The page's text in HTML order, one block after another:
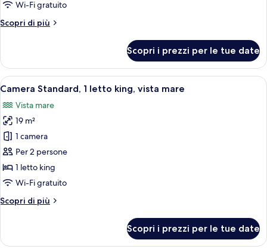
king,
Wi-Fi gratuito
Scopri di più
Altri
Deluxe,
letto
vista
mare
Scopri i prezzi per le tue date
Apri
tutte
le
foto
per
Camera
Standard,
1
king,
Camera d'albergo con un letto
5
Camera Standard, 1 letto king, vista mare
Vista mare
19 m²
1 camera
Per 2 persone
1 letto king
Wi-Fi gratuito
Scopri di più
Altri
Standard,
Scopri i prezzi per le tue date